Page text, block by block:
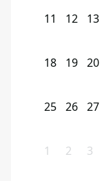
11 12 13
18 19 20
25 26 27
1 2 3